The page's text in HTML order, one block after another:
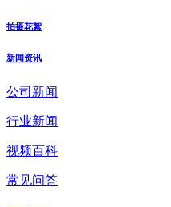
拍摄花絮
新闻资讯
公司新闻
行业新闻
视频百科
常见问答